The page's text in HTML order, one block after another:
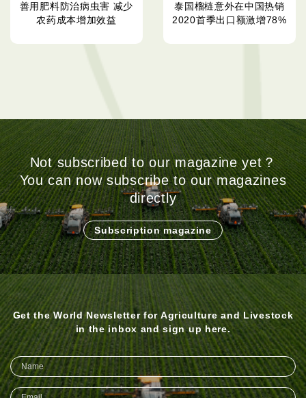
善用肥料防治病虫害 减少
农药成本增加效益
泰国榴梿意外在中国热销
2020首季出口额激增78%
Not subscribed to our magazine yet？
You can now subscribe to our magazines
directly
Subscription magazine
Get the World Newsletter for Agriculture and Livestock
in the inbox and sign up here.